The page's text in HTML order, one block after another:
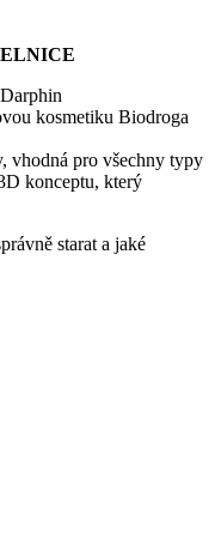
kosmetiku Biodroga
vhodná pro všechny typy
konceptu, který
starat a jaké